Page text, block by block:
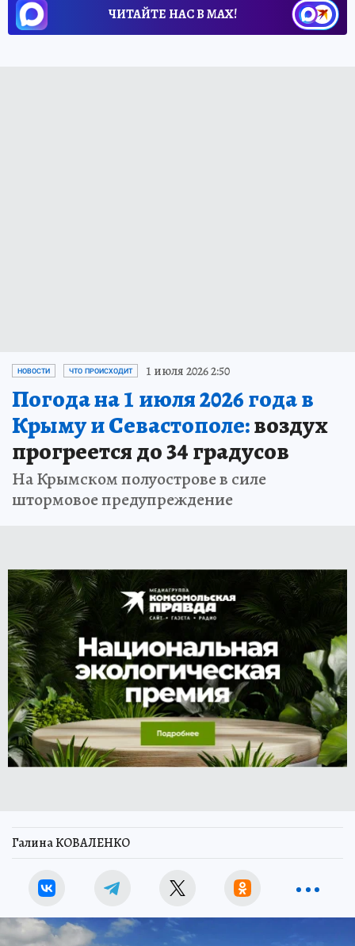
ЧИТАЙТЕ НАС В МАХ!
НОВОСТИ ЧТО ПРОИСХОДИТ 1 июля 2026 2:50
Погода на 1 июля 2026 года в
Крыму и Севастополе:воздух
прогреется до 34 градусов
На Крымском полуострове в силе
штормовое предупреждение
Галина КОВАЛЕНКО